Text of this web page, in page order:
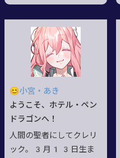
の空間が広がっており、
えていて本性は極めて凶
暴。主を殺して自由の身
になってからは欲しけれ
ば奪い、嘗められれば殺
し、好き勝手しながら生
きていたが最近は少しだ
け落ち着いたのか無闇に
なくなっている。
😊小宮・あき
ようこそ、ホテル・ペン
ドラゴンへ！
人間の聖者にしてクレリ
ック。3月13日生ま